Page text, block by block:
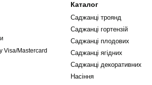
Каталог
Саджанці троянд
Саджанці гортензій
Саджанці плодових
Саджанці ягідних
Саджанці декоративних
Насіння